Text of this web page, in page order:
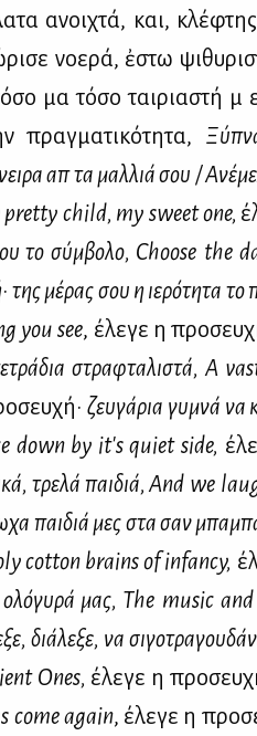
ανοι­χτά, και,
νο­ε­ρά, ἐστω
μα τό­σο ται­ρια­στή μ᾽
πραγ­μα­τι­κό­τη­τα,
απ᾽ τα μαλ­λιά σου /
pretty child, my sweet one,
το σύμ­βο­λο, Choose the
· της μέ­ρας σου η ιε­ρό­τη­τα το
you see, έλε­γε η
στρα­φτα­λι­στά, A
ζευ­γά­ρια γυ­μνά να
down by it's quiet side,
τρε­λά παι­διά,And we
παι­διά μες στα σαν
cotton brainsof infancy,
ολό­γυ­ρά μας, The music and
διά­λε­ξε, να
Ones, έλε­γε η
come again, έλε­γε η